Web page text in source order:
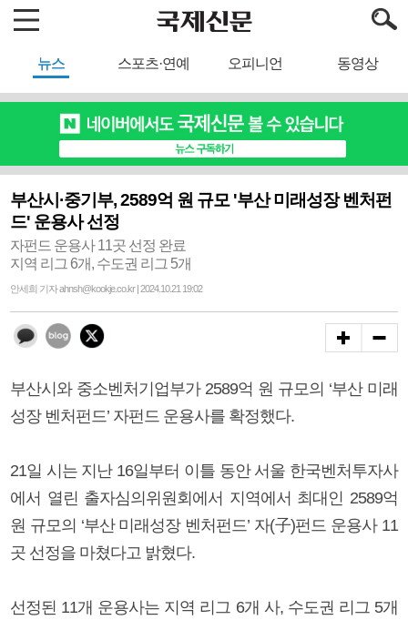
뉴스 스포츠·연예 오피니언 동영상
부산시·중기부, 2589억 원 규모 '부산 미래성장 벤처펀
드' 운용사 선정
자펀드 운용사 11곳 선정 완료
지역 리그 6개, 수도권 리그 5개
안세희 기자 ahnsh@kookje.co.kr | 2024.10.21 19:02
부산시와 중소벤처기업부가 2589억 원 규모의 ‘부산 미래
성장 벤처펀드’ 자펀드 운용사를 확정했다.
21일 시는 지난 16일부터 이틀 동안 서울 한국벤처투자사
에서 열린 출자심의위원회에서 지역에서 최대인 2589억
원 규모의 ‘부산 미래성장 벤처펀드’ 자(子)펀드 운용사 11
곳 선정을 마쳤다고 밝혔다.
선정된 11개 운용사는 지역 리그 6개 사, 수도권 리그 5개